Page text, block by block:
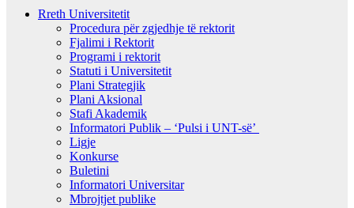
Rreth Universitetit
Procedura për zgjedhje të rektorit
Fjalimi i Rektorit
Programi i rektorit
Statuti i Universitetit
Plani Strategjik
Plani Aksional
Stafi Akademik
Informatori Publik – ‘Pulsi i UNT-së’
Ligje
Konkurse
Buletini
Informatori Universitar
Mbrojtjet publike